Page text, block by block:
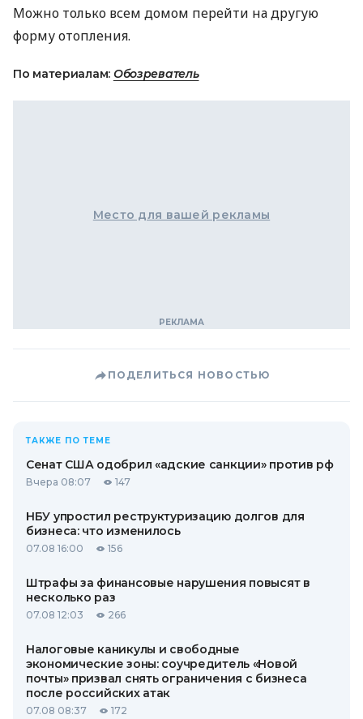
Можно только всем домом перейти на другую
форму отопления.
По материалам: Обозреватель
Место для вашей рекламы
ПОДЕЛИТЬСЯ НОВОСТЬЮ
ТАКЖЕ ПО ТЕМЕ
Сенат США одобрил «адские санкции» против рф
Вчера 08:07 147
НБУ упростил реструктуризацию долгов для
бизнеса: что изменилось
07.08 16:00 156
Штрафы за финансовые нарушения повысят в
несколько раз
07.08 12:03 266
Налоговые каникулы и свободные
экономические зоны: соучредитель «Новой
почты» призвал снять ограничения с бизнеса
после российских атак
07.08 08:37 172